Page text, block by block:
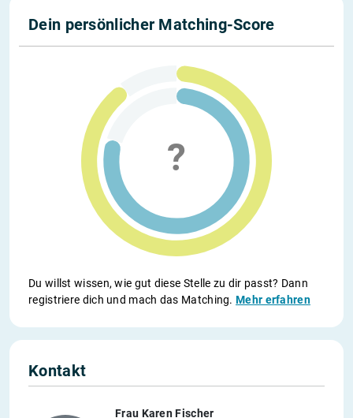
Dein persönlicher Matching-Score
Du willst wissen, wie gut diese Stelle zu dir passt? Dann
registriere dich und mach das Matching.Mehr erfahren
Kontakt
Frau Karen Fischer